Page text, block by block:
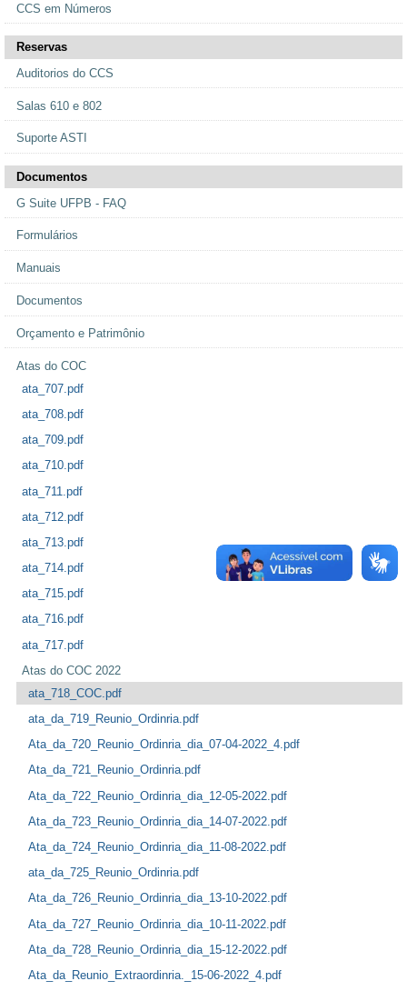
CCS em Números
Reservas
Auditorios do CCS
Salas 610 e 802
Suporte ASTI
Documentos
G Suite UFPB - FAQ
Formulários
Manuais
Documentos
Orçamento e Patrimônio
Atas do COC
ata_707.pdf
ata_708.pdf
ata_709.pdf
ata_710.pdf
ata_711.pdf
ata_712.pdf
ata_713.pdf
ata_714.pdf
ata_715.pdf
ata_716.pdf
ata_717.pdf
Atas do COC 2022
ata_718_COC.pdf
ata_da_719_Reunio_Ordinria.pdf
Ata_da_720_Reunio_Ordinria_dia_07-04-2022_4.pdf
Ata_da_721_Reunio_Ordinria.pdf
Ata_da_722_Reunio_Ordinria_dia_12-05-2022.pdf
Ata_da_723_Reunio_Ordinria_dia_14-07-2022.pdf
Ata_da_724_Reunio_Ordinria_dia_11-08-2022.pdf
ata_da_725_Reunio_Ordinria.pdf
Ata_da_726_Reunio_Ordinria_dia_13-10-2022.pdf
Ata_da_727_Reunio_Ordinria_dia_10-11-2022.pdf
Ata_da_728_Reunio_Ordinria_dia_15-12-2022.pdf
Ata_da_Reunio_Extraordinria._15-06-2022_4.pdf